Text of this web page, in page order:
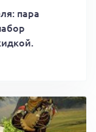
пара